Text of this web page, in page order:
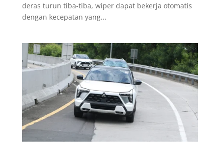
deras turun tiba-tiba, wiper dapat bekerja otomatis
dengan kecepatan yang...